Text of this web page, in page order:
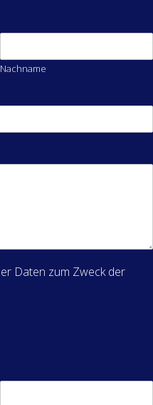
Nachname
Daten zum Zweck der